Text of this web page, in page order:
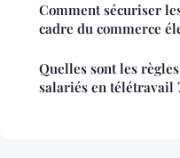
Comment sécuriser
cadre du commerce
Quelles sont les
salariés en télétravail